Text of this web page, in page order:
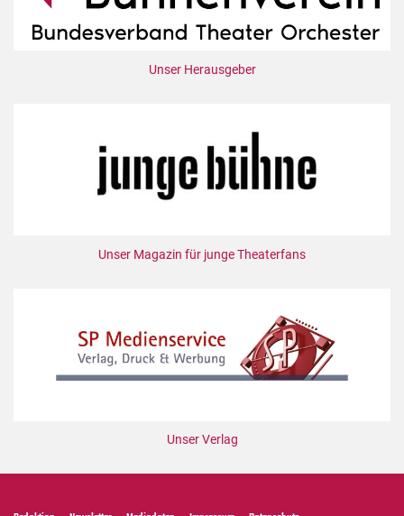
Unser Herausgeber
Unser Magazin für junge Theaterfans
Unser Verlag